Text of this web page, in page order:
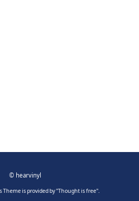
© hearvinyl
Theme is provided by "Thought is free".